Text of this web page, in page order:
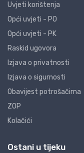
Uvjeti korištenja
Opći uvjeti - PO
Opći uvjeti - PK
Raskid ugovora
Izjava o privatnosti
Izjava o sigurnosti
Obavijest potrošačima
ZOP
Kolačići
Ostani u tijeku